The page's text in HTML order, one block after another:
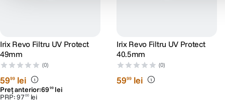
Irix Revo Filtru UV Protect
49mm
(0)
5999 lei
Preț anterior:69 99 lei
PRP:97 00 lei
Irix Revo Filtru UV Protect
40.5mm
(0)
5999 lei